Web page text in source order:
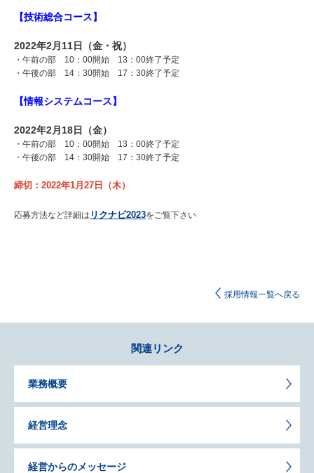
【技術総合コース】
2022年2月11日（金・祝）
・午前の部 10：00開始 13：00終了予定
・午後の部 14：30開始 17：30終了予定
【情報システムコース】
2022年2月18日（金）
・午前の部 10：00開始 13：00終了予定
・午後の部 14：30開始 17：30終了予定
締切：2022年1月27日（木）
応募方法など詳細は リクナビ2023をご覧下さい
採用情報一覧へ戻る
関連リンク
業務概要
経営理念
経営からのメッセージ